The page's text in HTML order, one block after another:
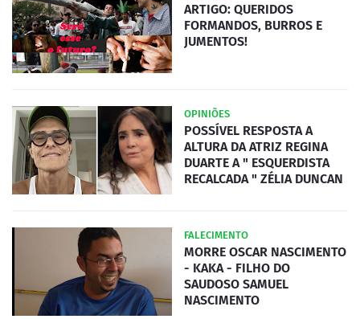
ARTIGO: QUERIDOS
FORMANDOS, BURROS E
JUMENTOS!
OPINIÕES
POSSÍVEL RESPOSTA A
ALTURA DA ATRIZ REGINA
DUARTE A " ESQUERDISTA
RECALCADA " ZÉLIA DUNCAN
FALECIMENTO
MORRE OSCAR NASCIMENTO
- KAKA - FILHO DO
SAUDOSO SAMUEL
NASCIMENTO